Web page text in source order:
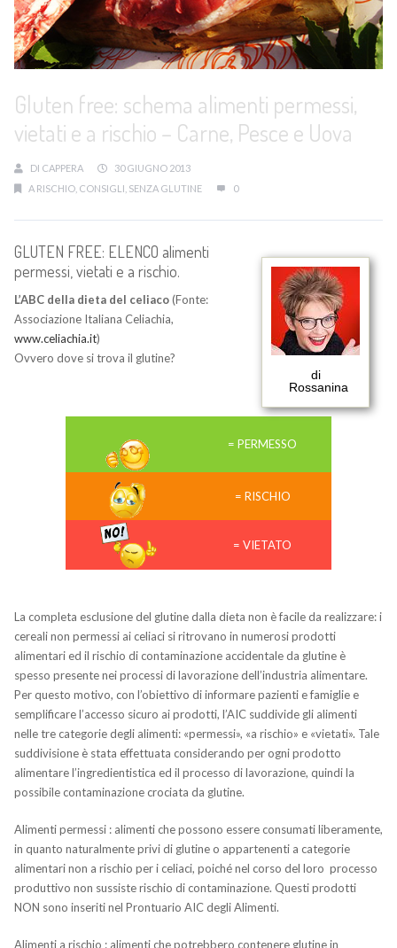
Gluten free: schema alimenti permessi,
vietati e a rischio – Carne, Pesce e Uova
DI CAPPERA
30 GIUGNO 2013
A RISCHIO CONSIGLI SENZA GLUTINE 0
di
Rossanina
GLUTEN FREE: ELENCO alimenti
permessi, vietati e a rischio.
L’ABC della dieta del celiaco(Fonte:
Associazione Italiana Celiachia,
www.celiachia.it)
Ovvero dove si trova il glutine?
= PERMESSO
= RISCHIO
= VIETATO
La completa esclusione del glutine dalla dieta non è facile da realizzare: i
cereali non permessi ai celiaci si ritrovano in numerosi prodotti
alimentari ed il rischio di contaminazione accidentale da glutine è
spesso presente nei processi di lavorazione dell’industria alimentare.
Per questo motivo, con l’obiettivo di informare pazienti e famiglie e
semplificare l’accesso sicuro ai prodotti, l’AIC suddivide gli alimenti
nelle tre categorie degli alimenti: «permessi», «a rischio» e «vietati». Tale
suddivisione è stata effettuata considerando per ogni prodotto
alimentare l’ingredientistica ed il processo di lavorazione, quindi la
possibile contaminazione crociata da glutine.
Alimenti permessi : alimenti che possono essere consumati liberamente,
in quanto naturalmente privi di glutine o appartenenti a categorie
alimentari non a rischio per i celiaci, poiché nel corso del loro processo
produttivo non sussiste rischio di contaminazione. Questi prodotti
NON sono inseriti nel Prontuario AIC degli Alimenti.
Alimenti a rischio : alimenti che potrebbero contenere glutine in